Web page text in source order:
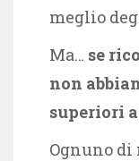
meglio
Ma… se
non
superiori
Ognuno